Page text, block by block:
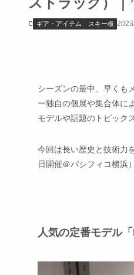
ギア・アイテム スキー板
シーズンの最中、早くも
ー独自の個展や集合体に
モデルや話題のトピック
今回は長い歴史と技術力
日開催＠パシフィコ横浜
人気の定番モデル